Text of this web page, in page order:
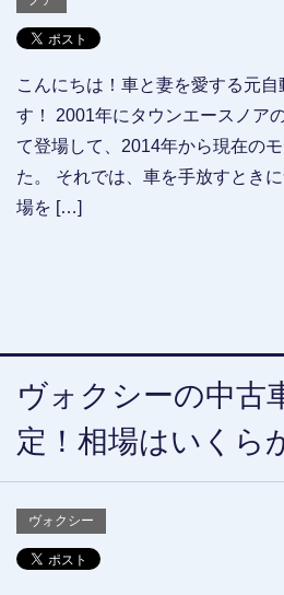
こんにちは！車と妻を愛する元
す！ 2001年にタウンエースノア
て登場して、2014年から現在の
た。 それでは、車を手放すとき
場を […]
ヴォクシーの中古
定！相場はいくら
ヴォクシー